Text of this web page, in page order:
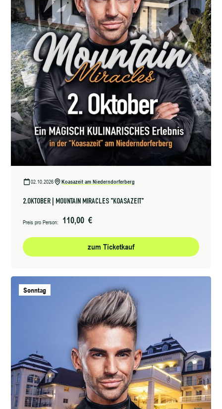
02.10.2026 Koasazeit am Niederndorferberg
2.OKTOBER | MOUNTAIN MIRACLES "KOASAZEIT"
Preis pro Person: 110,00 €
zum Ticketkauf
Sonntag